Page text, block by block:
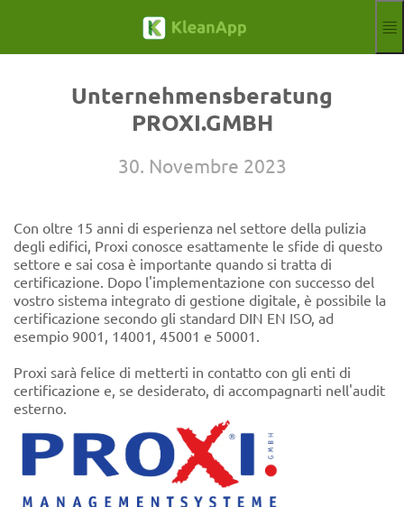
Hilfe
Webinar
Lavori
Segno
Prova gratuita
ITAktuelle
Unternehmensberatung
PROXI.GMBH
30. Novembre 2023
Con oltre 15 anni di esperienza nel settore della pulizia
degli edifici, Proxi conosce esattamente le sfide di questo
settore e sai cosa è importante quando si tratta di
certificazione. Dopo l'implementazione con successo del
vostro sistema integrato di gestione digitale, è possibile la
certificazione secondo gli standard DIN EN ISO, ad
esempio 9001, 14001, 45001 e 50001.
Proxi sarà felice di metterti in contatto con gli enti di
certificazione e, se desiderato, di accompagnarti nell'audit
esterno.